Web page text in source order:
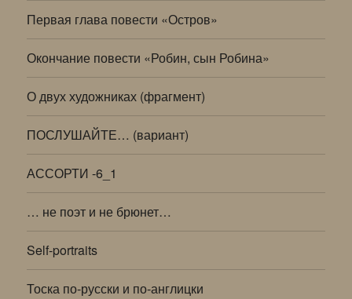
Первая глава повести «Остров»
Окончание повести «Робин, сын Робина»
О двух художниках (фрагмент)
ПОСЛУШАЙТЕ… (вариант)
АССОРТИ -6_1
… не поэт и не брюнет…
Self-portraits
Тоска по-русски и по-англицки